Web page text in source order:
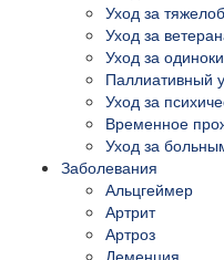
Уход за
Уход за
Уход за
Паллиативный
Уход за
Временное
Уход за
Заболевания
Альцгеймер
Артрит
Артроз